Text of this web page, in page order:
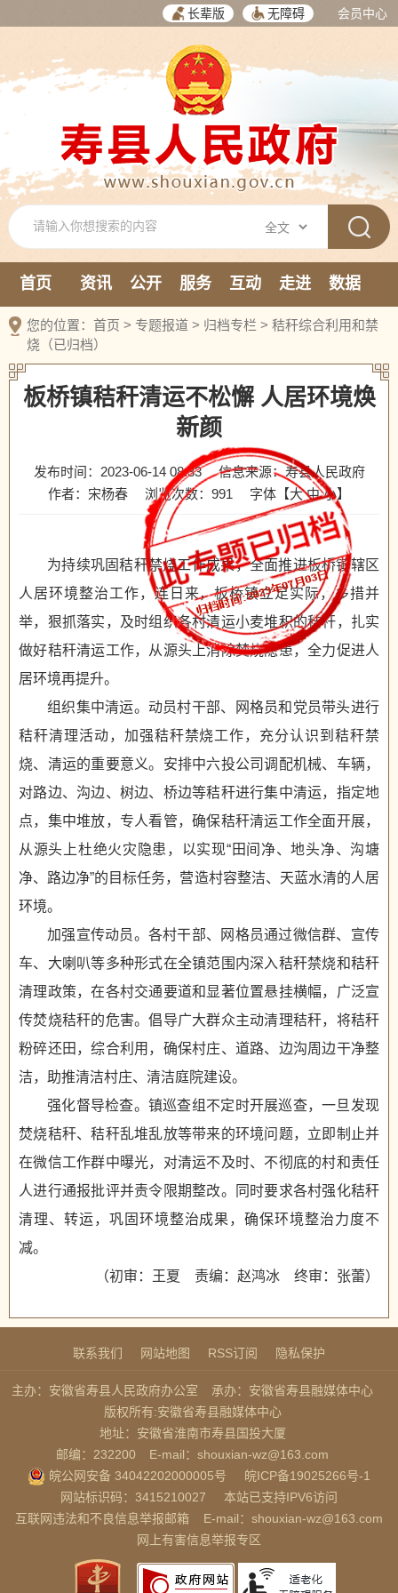
长辈版 无障碍 会员中心
首页 资讯 公开 服务 互动 走进
数据
新媒体
您的位置： 首页 > 专题报道 > 归档专栏 > 秸秆综合利用和禁
烧（已归档）
板桥镇秸秆清运不松懈 人居环境焕
新颜
发布时间：2023-06-14 08:33
信息来源：寿县人民政府
作者：宋杨春
浏览次数： 991 字体【大 中 小】
为持续巩固秸秆禁烧工作成果，全面推进板桥镇辖区
人居环境整治工作，连日来，板桥镇立足实际，多措并
举，狠抓落实，及时组织各村清运小麦堆积的秸秆，扎实
做好秸秆清运工作，从源头上消除焚烧隐患，全力促进人
居环境再提升。
组织集中清运。动员村干部、网格员和党员带头进行
秸秆清理活动，加强秸秆禁烧工作，充分认识到秸秆禁
烧、清运的重要意义。安排中六投公司调配机械、车辆，
对路边、沟边、树边、桥边等秸秆进行集中清运，指定地
点，集中堆放，专人看管，确保秸秆清运工作全面开展，
从源头上杜绝火灾隐患，以实现“田间净、地头净、沟塘
净、路边净”的目标任务，营造村容整洁、天蓝水清的人居
环境。
加强宣传动员。各村干部、网格员通过微信群、宣传
车、大喇叭等多种形式在全镇范围内深入秸秆禁烧和秸秆
清理政策，在各村交通要道和显著位置悬挂横幅，广泛宣
传焚烧秸秆的危害。倡导广大群众主动清理秸秆，将秸秆
粉碎还田，综合利用，确保村庄、道路、边沟周边干净整
洁，助推清洁村庄、清洁庭院建设。
强化督导检查。镇巡查组不定时开展巡查，一旦发现
焚烧秸秆、秸秆乱堆乱放等带来的环境问题，立即制止并
在微信工作群中曝光，对清运不及时、不彻底的村和责任
人进行通报批评并责令限期整改。同时要求各村强化秸秆
清理、转运，巩固环境整治成果，确保环境整治力度不
减。
（初审：王夏 责编：赵鸿冰 终审：张蕾）
联系我们 网站地图 RSS订阅 隐私保护
主办：安徽省寿县人民政府办公室
承办：安徽省寿县融媒体中心
版权所有:安徽省寿县融媒体中心
地址：安徽省淮南市寿县国投大厦
邮编：232200
E-mail：shouxian-wz@163.com
皖公网安备 34042202000005号
皖ICP备19025266号-1
网站标识码：3415210027
本站已支持IPV6访问
互联网违法和不良信息举报邮箱
E-mail：shouxian-wz@163.com
网上有害信息举报专区